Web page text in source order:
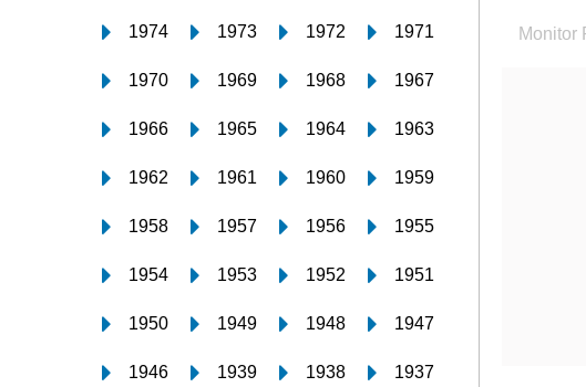
1974 1973 1972 1971
1970 1969 1968 1967
1966 1965 1964 1963
1962 1961 1960 1959
1958 1957 1956 1955
1954 1953 1952 1951
1950 1949 1948 1947
1946 1939 1938 1937
Monitor